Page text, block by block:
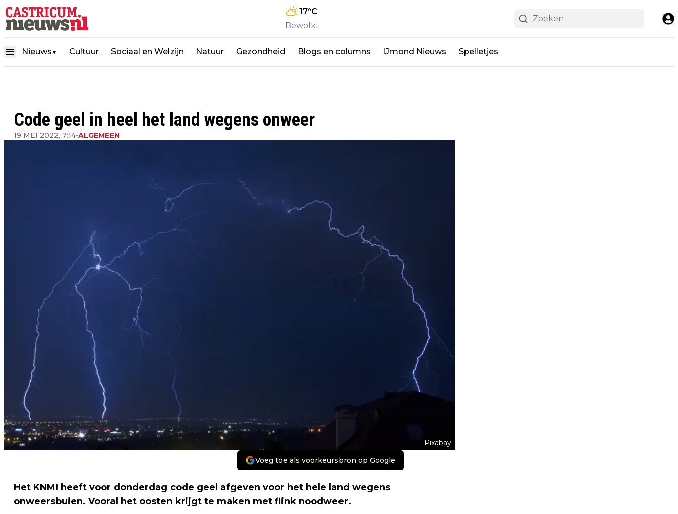
17°C
Bewolkt
Nieuws ▼ Cultuur Sociaal en Welzijn Natuur Gezondheid Blogs en columns IJmond Nieuws Spelletjes
Code geel in heel het land wegens onweer
19 MEI 2022, 7:14•ALGEMEEN
Pixabay
Voeg toe als voorkeursbron op Google
Het KNMI heeft voor donderdag code geel afgeven voor het hele land wegens
onweersbuien. Vooral het oosten krijgt te maken met flink noodweer.